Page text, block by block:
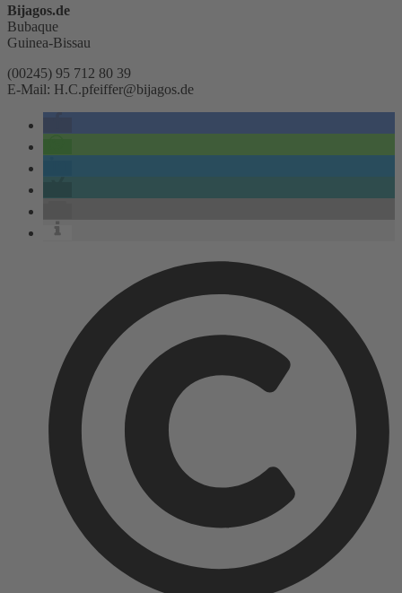
Bijagos.de
Bubaque
Guinea-Bissau
(00245) 95 712 80 39
E-Mail: H.C.pfeiffer@bijagos.de